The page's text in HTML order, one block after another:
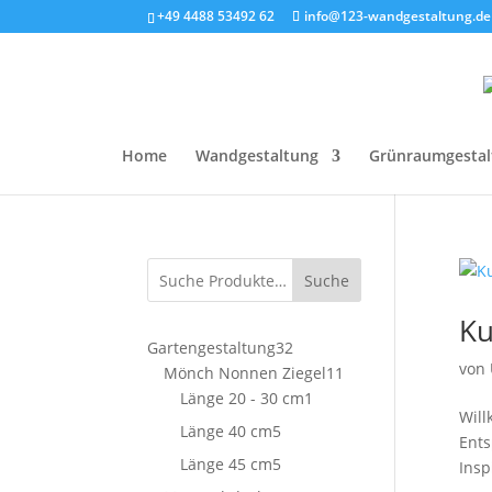
+49 4488 53492 62 info@123-wandgestaltung.de
Home Wandgestaltung
von
Suche
Gartengestaltung32
Produkte
Mönch Nonnen Ziegel11
Länge 20 - 30 cm1
Länge 40 cm5
Länge 45 cm5